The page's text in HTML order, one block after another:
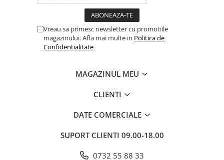
Vreau sa primesc newsletter cu promotiile
magazinului. Afla mai multe in Politica de
Confidentialitate
MAGAZINUL MEU
CLIENTI
DATE COMERCIALE
SUPORT CLIENTI 09.00-18.00
0732 55 88 33